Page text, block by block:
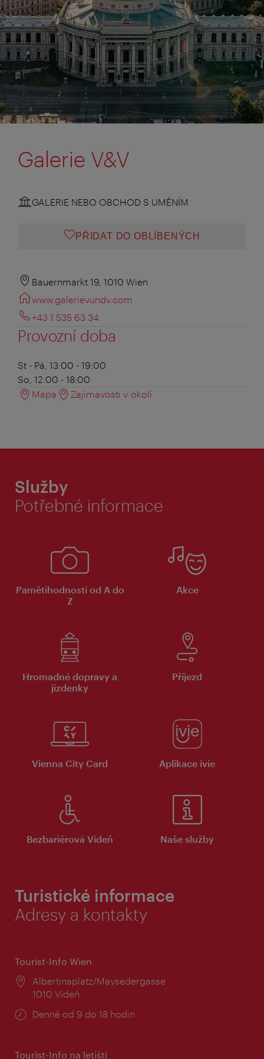
Galerie V&V
GALERIE NEBO OBCHOD S UMĚNÍM
PŘIDAT DO OBLÍBENÝCH
Bauernmarkt 19, 1010 Wien
www.galerievundv.com
+43 1 535 63 34
Provozní doba
St - Pá, 13:00 - 19:00
So, 12:00 - 18:00
Mapa
Zajímavosti v okolí
Služby
Potřebné informace
Pamětihodnosti od A do
Z
Akce
Hromadné dopravy a
jízdenky
Příjezd
Vienna City Card Aplikace ivie
Bezbariérová Vídeň Naše služby
Turistické informace
Adresy a kontakty
Tourist-Info Wien
Místo:
Albertinaplatz/Maysedergasse
1010 Vídeň
Provozní
Denně od 9 do 18 hodin
Tourist-Info na letišti